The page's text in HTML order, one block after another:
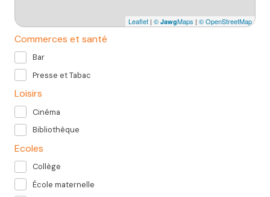
Leaflet | © JawgMaps | © OpenStreetMap
Commerces et santé
Bar
Presse et Tabac
Loisirs
Cinéma
Bibliothèque
Ecoles
Collège
École maternelle